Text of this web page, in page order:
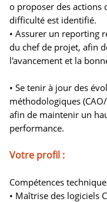
o proposer des actions
difficulté est identifié.
• Assurer un reporting
du chef de projet, afin
l'avancement et la
• Se tenir à jour des
méthodologiques
afin de maintenir un
performance.
Votre profil :
Compétences
• Maîtrise des logiciels